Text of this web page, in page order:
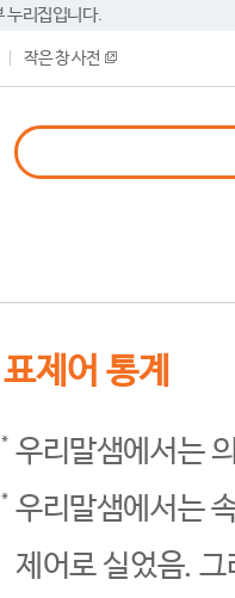
누리집입니다.
작은 창 사전
표제어 통계
우리말샘에서는
우리말샘에서는
제어로 실었음.